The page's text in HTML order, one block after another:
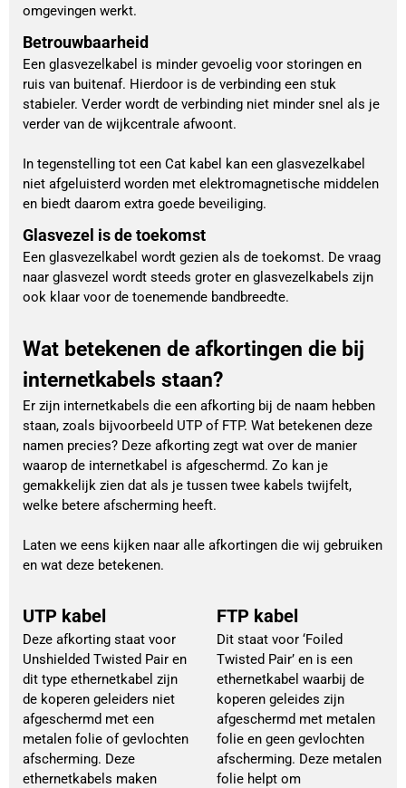
omgevingen werkt.
Betrouwbaarheid
Een glasvezelkabel is minder gevoelig voor storingen en
ruis van buitenaf. Hierdoor is de verbinding een stuk
stabieler. Verder wordt de verbinding niet minder snel als je
verder van de wijkcentrale afwoont.
In tegenstelling tot een Cat kabel kan een glasvezelkabel
niet afgeluisterd worden met elektromagnetische middelen
en biedt daarom extra goede beveiliging.
Glasvezel is de toekomst
Een glasvezelkabel wordt gezien als de toekomst. De vraag
naar glasvezel wordt steeds groter en glasvezelkabels zijn
ook klaar voor de toenemende bandbreedte.
Wat betekenen de afkortingen die bij
internetkabels staan?
Er zijn internetkabels die een afkorting bij de naam hebben
staan, zoals bijvoorbeeld UTP of FTP. Wat betekenen deze
namen precies? Deze afkorting zegt wat over de manier
waarop de internetkabel is afgeschermd. Zo kan je
gemakkelijk zien dat als je tussen twee kabels twijfelt,
welke betere afscherming heeft.
Laten we eens kijken naar alle afkortingen die wij gebruiken
en wat deze betekenen.
UTP kabel
Deze afkorting staat voor
Unshielded Twisted Pair en
dit type ethernetkabel zijn
de koperen geleiders niet
afgeschermd met een
metalen folie of gevlochten
afscherming. Deze
ethernetkabels maken
FTP kabel
Dit staat voor ‘Foiled
Twisted Pair’ en is een
ethernetkabel waarbij de
koperen geleides zijn
afgeschermd met metalen
folie en geen gevlochten
afscherming. Deze metalen
folie helpt om